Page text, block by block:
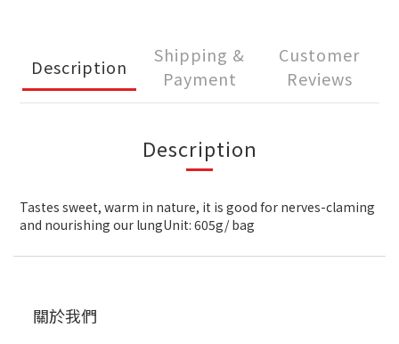
Description
Shipping &
Payment
Customer
Reviews
Description
Tastes sweet, warm in nature, it is good for nerves-claming
and nourishing our lungUnit: 605g/ bag
關於我們